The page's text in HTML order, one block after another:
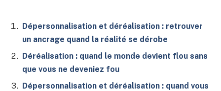
Dépersonnalisation et déréalisation : retrouver
un ancrage quand la réalité se dérobe
Déréalisation : quand le monde devient flou sans
que vous ne deveniez fou
Dépersonnalisation et déréalisation : quand vous